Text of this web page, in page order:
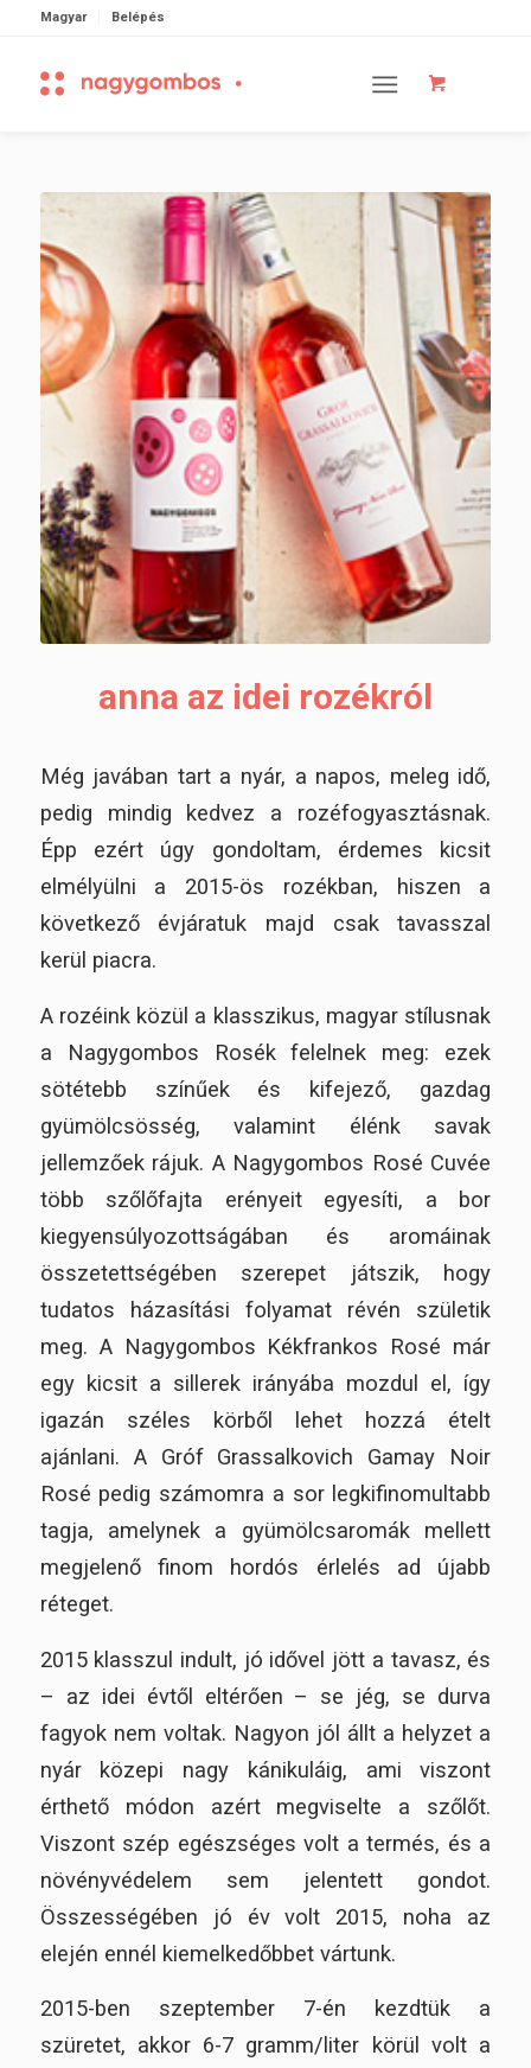
Magyar Belépés
anna az idei rozékról
Még javában tart a nyár, a napos, meleg idő,
pedig mindig kedvez a rozéfogyasztásnak.
Épp ezért úgy gondoltam, érdemes kicsit
elmélyülni a 2015-ös rozékban, hiszen a
következő évjáratuk majd csak tavasszal
kerül piacra.
A rozéink közül a klasszikus, magyar stílusnak
a Nagygombos Rosék felelnek meg: ezek
sötétebb színűek és kifejező, gazdag
gyümölcsösség, valamint élénk savak
jellemzőek rájuk. A Nagygombos Rosé Cuvée
több szőlőfajta erényeit egyesíti, a bor
kiegyensúlyozottságában és aromáinak
összetettségében szerepet játszik, hogy
tudatos házasítási folyamat révén születik
meg. A Nagygombos Kékfrankos Rosé már
egy kicsit a sillerek irányába mozdul el, így
igazán széles körből lehet hozzá ételt
ajánlani. A Gróf Grassalkovich Gamay Noir
Rosé pedig számomra a sor legkifinomultabb
tagja, amelynek a gyümölcsaromák mellett
megjelenő finom hordós érlelés ad újabb
réteget.
2015 klasszul indult, jó idővel jött a tavasz, és
– az idei évtől eltérően – se jég, se durva
fagyok nem voltak. Nagyon jól állt a helyzet a
nyár közepi nagy kánikuláig, ami viszont
érthető módon azért megviselte a szőlőt.
Viszont szép egészséges volt a termés, és a
növényvédelem sem jelentett gondot.
Összességében jó év volt 2015, noha az
elején ennél kiemelkedőbbet vártunk.
2015-ben szeptember 7-én kezdtük a
szüretet, akkor 6-7 gramm/liter körül volt a